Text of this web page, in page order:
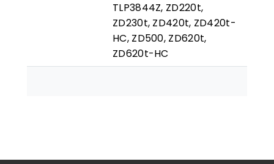
TLP3844Z, ZD220t,
ZD230t, ZD420t, ZD420t-
HC, ZD500, ZD620t,
ZD620t-HC